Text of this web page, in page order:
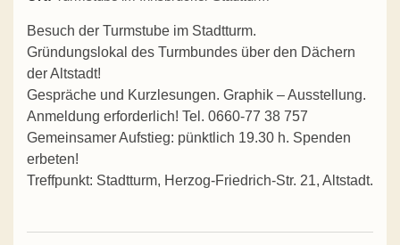
Besuch der Turmstube im Stadtturm.
Gründungslokal des Turmbundes über den Dächern
der Altstadt!
Gespräche und Kurzlesungen. Graphik – Ausstellung.
Anmeldung erforderlich! Tel. 0660-77 38 757
Gemeinsamer Aufstieg: pünktlich 19.30 h. Spenden
erbeten!
Treffpunkt: Stadtturm, Herzog-Friedrich-Str. 21, Altstadt.